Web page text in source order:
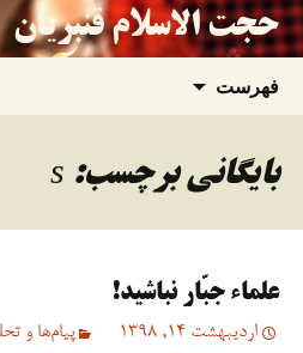
حجت الاسلام قنبریان
فهرست
نوشته‌ها
بایگانی برچسب: s
علماء جبّار نباشید!
اردیبهشت 14, 1398 پیام‌ها و